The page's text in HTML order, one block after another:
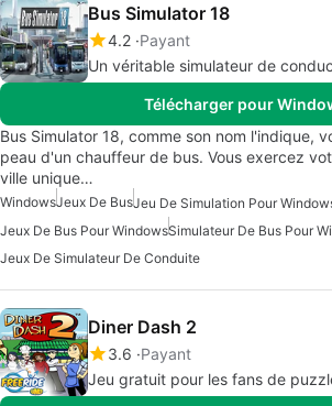
Bus Simulator 18
4.2 Payant
Un véritable simulateur de
Télécharger pour
Bus Simulator 18, comme son nom l'indique,
peau d'un chauffeur de bus. Vous exercez
ville unique…
WindowsJeux De BusJeu De Simulation Pour
Jeux De Bus Pour WindowsSimulateur De Bus Pour
Jeux De Simulateur De Conduite
Diner Dash 2
3.6 Payant
Jeu gratuit pour les fans de